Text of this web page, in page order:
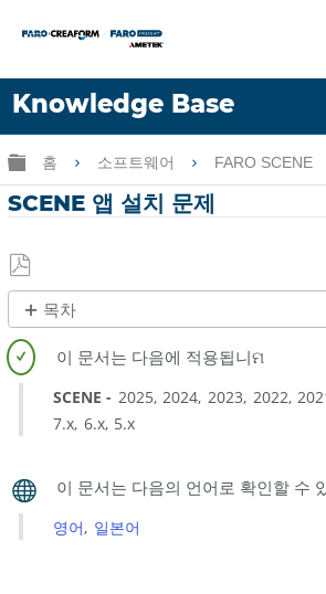
Knowledge Base
언어
도움 받기 로그인
글로벌 계층 확장/축소
홈 소프트웨어 FARO SCENE
SCENE 앱 설치 문제
PDF
로
저
장
목차
제
목
없
SCENE 2025 2024 2023 2022
7.x 6.x 5.x
영어 일본어